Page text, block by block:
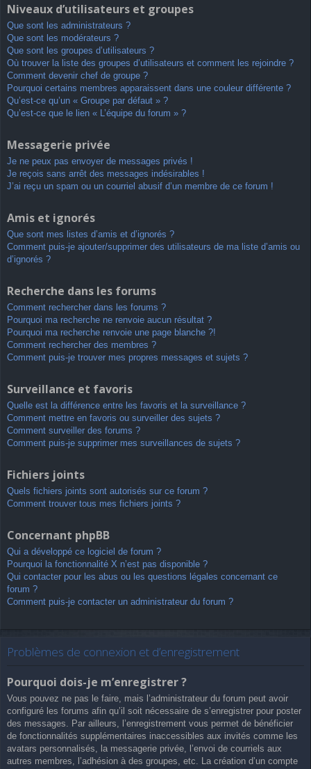
Niveaux d’utilisateurs et groupes
Que sont les administrateurs ?
Que sont les modérateurs ?
Que sont les groupes d’utilisateurs ?
Où trouver la liste des groupes d’utilisateurs et comment les rejoindre ?
Comment devenir chef de groupe ?
Pourquoi certains membres apparaissent dans une couleur différente ?
Qu’est-ce qu’un « Groupe par défaut » ?
Qu’est-ce que le lien « L’équipe du forum » ?
Messagerie privée
Je ne peux pas envoyer de messages privés !
Je reçois sans arrêt des messages indésirables !
J’ai reçu un spam ou un courriel abusif d’un membre de ce forum !
Amis et ignorés
Que sont mes listes d’amis et d’ignorés ?
Comment puis-je ajouter/supprimer des utilisateurs de ma liste d’amis ou
d’ignorés ?
Recherche dans les forums
Comment rechercher dans les forums ?
Pourquoi ma recherche ne renvoie aucun résultat ?
Pourquoi ma recherche renvoie une page blanche ?!
Comment rechercher des membres ?
Comment puis-je trouver mes propres messages et sujets ?
Surveillance et favoris
Quelle est la différence entre les favoris et la surveillance ?
Comment mettre en favoris ou surveiller des sujets ?
Comment surveiller des forums ?
Comment puis-je supprimer mes surveillances de sujets ?
Fichiers joints
Quels fichiers joints sont autorisés sur ce forum ?
Comment trouver tous mes fichiers joints ?
Concernant phpBB
Qui a développé ce logiciel de forum ?
Pourquoi la fonctionnalité X n’est pas disponible ?
Qui contacter pour les abus ou les questions légales concernant ce
forum ?
Comment puis-je contacter un administrateur du forum ?
Problèmes de connexion et d’enregistrement
Pourquoi dois-je m’enregistrer ?
Vous pouvez ne pas le faire, mais l’administrateur du forum peut avoir
configuré les forums afin qu’il soit nécessaire de s’enregistrer pour poster
des messages. Par ailleurs, l’enregistrement vous permet de bénéficier
de fonctionnalités supplémentaires inaccessibles aux invités comme les
avatars personnalisés, la messagerie privée, l’envoi de courriels aux
autres membres, l’adhésion à des groupes, etc. La création d’un compte